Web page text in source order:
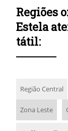
PISO HIDRÁULICO
PISO
Regiões
Estela
tátil:
Região Central
Zona Leste